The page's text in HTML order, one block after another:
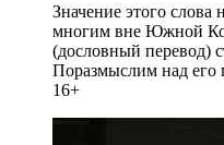
Значение этого слова
многим вне Южной
(дословный перевод)
Поразмыслим над его
16+